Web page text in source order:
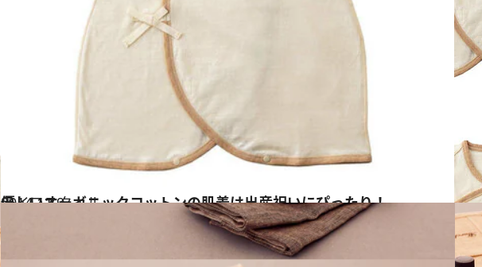
2014.11.9
優しいオーガニックコットンの肌着は出産祝いにぴったり！
ライフスタイル